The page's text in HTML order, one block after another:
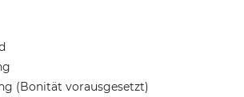
(Bonität vorausgesetzt)